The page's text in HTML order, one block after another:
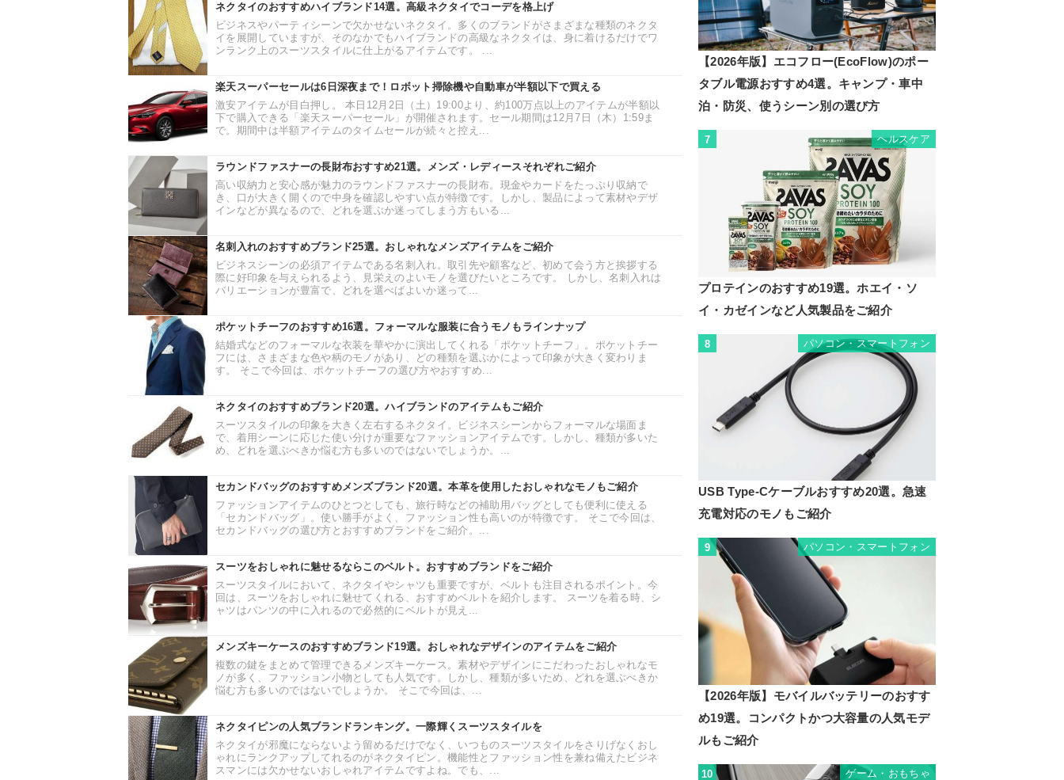
ネクタイのおすすめハイブランド14選。高級ネクタイでコーデを格上げ
ビジネスやパーティシーンで欠かせないネクタイ。多くのブランドがさまざまな種類のネクタ
イを展開していますが、そのなかでもハイブランドの高級なネクタイは、身に着けるだけでワ
ンランク上のスーツスタイルに仕上がるアイテムです。 ...
楽天スーパーセールは6日深夜まで！ロボット掃除機や自動車が半額以下で買える
激安アイテムが目白押し。 本日12月2日（土）19:00より、約100万点以上のアイテムが半額以
下で購入できる「楽天スーパーセール」が開催されます。セール期間は12月7日（木）1:59ま
で。期間中は半額アイテムのタイムセールが続々と控え...
ラウンドファスナーの長財布おすすめ21選。メンズ・レディースそれぞれご紹介
高い収納力と安心感が魅力のラウンドファスナーの長財布。現金やカードをたっぷり収納で
き、口が大きく開くので中身を確認しやすい点が特徴です。しかし、製品によって素材やデザ
インなどが異なるので、どれを選ぶか迷ってしまう方もいる...
名刺入れのおすすめブランド25選。おしゃれなメンズアイテムをご紹介
ビジネスシーンの必須アイテムである名刺入れ。取引先や顧客など、初めて会う方と挨拶する
際に好印象を与えられるよう、見栄えのよいモノを選びたいところです。 しかし、名刺入れは
バリエーションが豊富で、どれを選べばよいか迷って...
ポケットチーフのおすすめ16選。フォーマルな服装に合うモノもラインナップ
結婚式などのフォーマルな衣装を華やかに演出してくれる「ポケットチーフ」。ポケットチー
フには、さまざまな色や柄のモノがあり、どの種類を選ぶかによって印象が大きく変わりま
す。 そこで今回は、ポケットチーフの選び方やおすすめ...
ネクタイのおすすめブランド20選。ハイブランドのアイテムもご紹介
スーツスタイルの印象を大きく左右するネクタイ。ビジネスシーンからフォーマルな場面ま
で、着用シーンに応じた使い分けが重要なファッションアイテムです。しかし、種類が多いた
め、どれを選ぶべきか悩む方も多いのではないでしょうか。...
セカンドバッグのおすすめメンズブランド20選。本革を使用したおしゃれなモノもご紹介
ファッションアイテムのひとつとしても、旅行時などの補助用バッグとしても便利に使える
「セカンドバッグ」。使い勝手がよく、ファッション性も高いのが特徴です。 そこで今回は、
セカンドバッグの選び方とおすすめブランドをご紹介。...
スーツをおしゃれに魅せるならこのベルト。おすすめブランドをご紹介
スーツスタイルにおいて、ネクタイやシャツも重要ですが、ベルトも注目されるポイント。今
回は、スーツをおしゃれに魅せてくれる、おすすめベルトを紹介します。 スーツを着る時、シ
ャツはパンツの中に入れるので必然的にベルトが見え...
メンズキーケースのおすすめブランド19選。おしゃれなデザインのアイテムをご紹介
複数の鍵をまとめて管理できるメンズキーケース。素材やデザインにこだわったおしゃれなモ
ノが多く、ファッション小物としても人気です。しかし、種類が多いため、どれを選ぶべきか
悩む方も多いのではないでしょうか。 そこで今回は、...
ネクタイピンの人気ブランドランキング。一際輝くスーツスタイルを
ネクタイが邪魔にならないよう留めるだけでなく、いつものスーツスタイルをさりげなくおし
ゃれにランクアップしてれるのがネクタイピン。機能性とファッション性を兼ね備えたビジネ
スマンには欠かせないおしゃれアイテムですよね。でも、...
【2026年版】エコフロー(EcoFlow)のポー
タブル電源おすすめ4選。キャンプ・車中
泊・防災、使うシーン別の選び方
7 ヘルスケア
プロテインのおすすめ19選。ホエイ・ソ
イ・カゼインなど人気製品をご紹介
8 パソコン・スマートフォン
USB Type-Cケーブルおすすめ20選。急速
充電対応のモノもご紹介
9 パソコン・スマートフォン
【2026年版】モバイルバッテリーのおすす
め19選。コンパクトかつ大容量の人気モデ
ルもご紹介
10 ゲーム・おもちゃ